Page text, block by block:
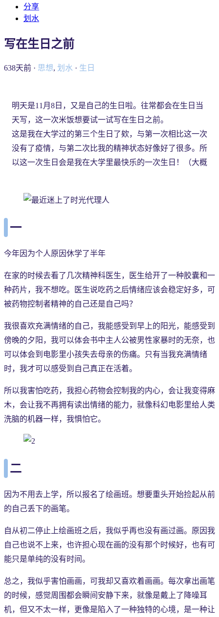
分享
划水
写在生日之前
638天前 · 思想, 划水 · 生日
明天是11月8日，又是自己的生日啦。往常都会在生日当
天写，这一次米饭想要试一试写在生日之前。
这是我在大学过的第三个生日了欸，与第一次相比这一次
没有了疫情，与第二次比我的精神状态好像好了很多。所
以这一次生日会是我在大学里最快乐的一次生日！（大概
一
今年因为个人原因休学了半年
在家的时候去看了几次精神科医生，医生给开了一种胶囊和一
种药片，我不想吃。医生说吃药之后情绪应该会稳定好多，可
被药物控制者精神的自己还是自己吗？
我很喜欢充满情绪的自己，我能感受到早上的阳光，能感受到
傍晚的夕阳，我可以体会书中主人公被男性家暴时的无奈，也
可以体会到电影里小孩失去母亲的伤痛。只有当我充满情绪
时，我才可以感受到自己真正在活着。
所以我害怕吃药，我担心药物会控制我的内心，会让我变得麻
木，会让我不再拥有读出情绪的能力，就像科幻电影里给人类
洗脑的机器一样，我惧怕它。
二
因为不用去上学，所以报名了绘画班。想要重头开始捡起从前
的自己丢下的画笔。
自从初二停止上绘画班之后，我似乎再也没有画过画。原因我
自己也说不上来，也许担心现在画的没有那个时候好，也有可
能只是单纯的没有时间。
总之，我似乎害怕画画，可我却又喜欢着画画。每次拿出画笔
的时候，感觉周围都会瞬间安静下来，就像是戴上了降噪耳
机，但又不太一样，更像是陷入了一种独特的心境，是一种让